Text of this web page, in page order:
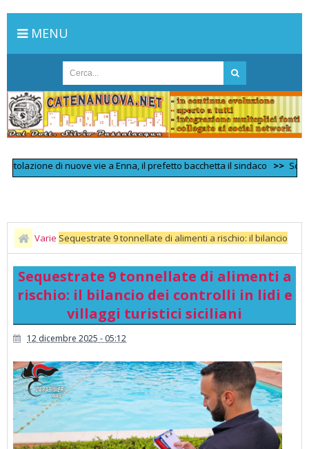
MENU
di nuove vie a Enna, il prefetto bacchetta il sindaco >> Scontro
Varie Sequestrate 9 tonnellate di alimenti a rischio: il bilancio
dei controlli in lidi e villaggi turistici siciliani
Sequestrate 9 tonnellate di alimenti a
rischio: il bilancio dei controlli in lidi e
villaggi turistici siciliani
12 dicembre 2025 - 05:12